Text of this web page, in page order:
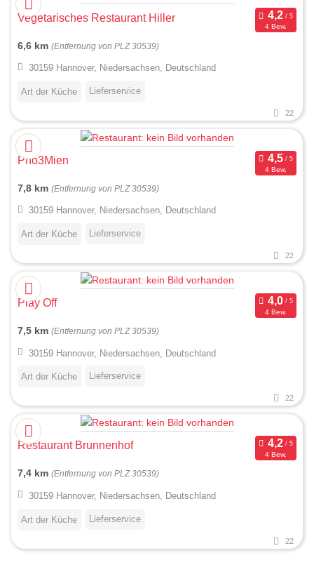
Vegetarisches Restaurant Hiller
4 Bew.
6,6 km (Entfernung von PLZ 30539)
30159 Hannover, Niedersachsen, Deutschland
Art der Küche Lieferservice
22
Pho3Mien
4 Bew.
7,8 km (Entfernung von PLZ 30539)
30159 Hannover, Niedersachsen, Deutschland
Art der Küche Lieferservice
22
Play Off
4 Bew.
7,5 km (Entfernung von PLZ 30539)
30159 Hannover, Niedersachsen, Deutschland
Art der Küche Lieferservice
22
Restaurant Brunnenhof
4 Bew.
7,4 km (Entfernung von PLZ 30539)
30159 Hannover, Niedersachsen, Deutschland
Art der Küche Lieferservice
22